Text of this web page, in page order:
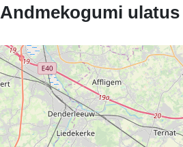
Andmekogumi ulatus